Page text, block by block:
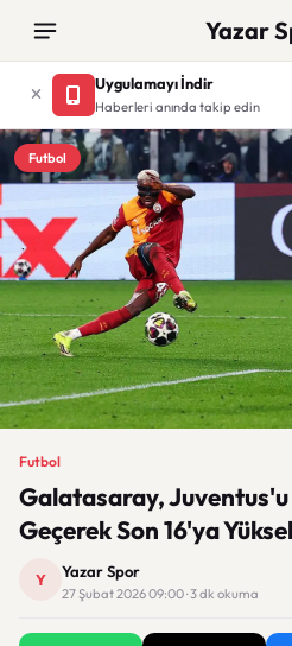
Yazar
Uygulamayı İndir
Haberleri anında takip edin
Futbol
Futbol
Galatasaray,
Geçerek Son 16'ya
Y Yazar Spor
27 Şubat 2026 09:00 · 3 dk okuma